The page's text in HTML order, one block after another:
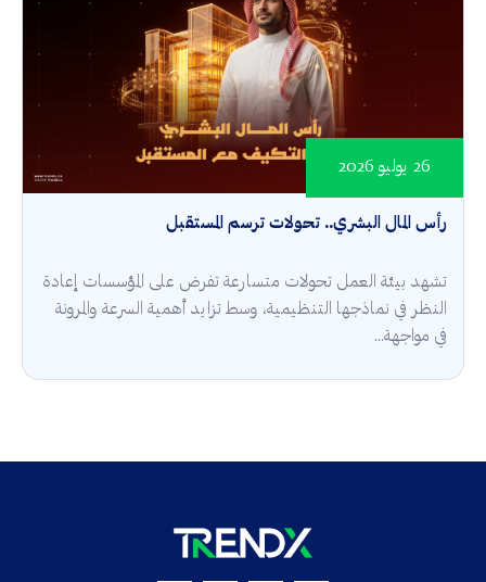
رأس المال البشري.. تحولات ترسم المستقبل
26 يوليو 2026
تشهد بيئة العمل تحولات متسارعة تفرض على المؤسسات إعادة
النظر في نماذجها التنظيمية، وسط تزايد أهمية السرعة والمرونة
في مواجهة...